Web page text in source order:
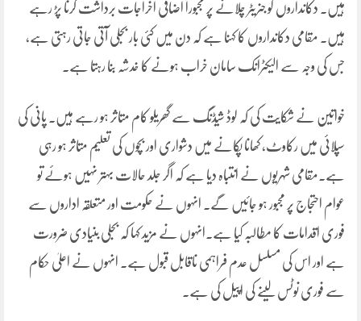
ہیں۔ دکانداروں کو جنریٹر چلانے پر مجبوراً اضافی اخراجات برداشت کرنا پڑ رہے
ہیں۔ مقامی دکانداروں کا کہنا ہے کہ دن میں کئی بار بجلی آتی جاتی رہتی ہے،
جس کی وجہ سے الیکٹرانک سامان خراب ہونے کا خدشہ بنا رہتا ہے۔
خواتین نے شکایت کی کہ لوڈ شیڈنگ سے گھریلو کام متاثر ہو رہے ہیں۔ پانی کی
سپلائی میں رکاوٹ، کھانا پکانے میں دشواری اور بچوں کی تعلیم متاثر ہو رہی
ہے۔مقامی شہریوں نے انتباہ دیا ہے کہ اگر جلد حالات بہتر نہیں ہوئے تو
عوام احتجاج پر مجبور ہو جائیں گے۔ انہوں نے حکومت اور متعلقہ اداروں سے
فوری اقدامات کا مطالبہ کیا ہے۔انہوں نے مزید کہا کہ بجلی بنیادی ضرورت
ہے اور اس کی مسلسل عدم فراہمی ناقابل قبول ہے۔ انہوں نے اعلیٰ حکام
سے فوری نوٹس لینے کی اپیل کی ہے۔